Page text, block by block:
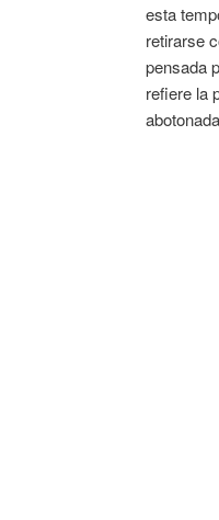
esta
retirarse
pensada
refiere la